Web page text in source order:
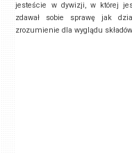
jesteście w dywizji, w której
zdawał sobie sprawę jak
zrozumienie dla wyglądu